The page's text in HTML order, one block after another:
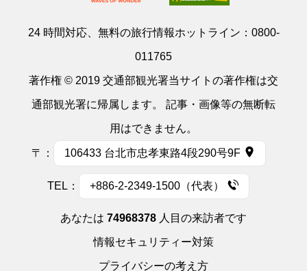
24 時間対応、無料の旅行情報ホットライン： 0800-
011765
著作権 © 2019 交通部観光署当サイトの著作権は交
通部観光署に帰属します。 記事・画像等の無断転
用はできません。
〒： 106433 台北市忠孝東路4段290号9F
TEL： +886-2-2349-1500（代表）
あなたは 74968378 人目の来訪者です
情報セキュリティー対策
プライバシーの考え方